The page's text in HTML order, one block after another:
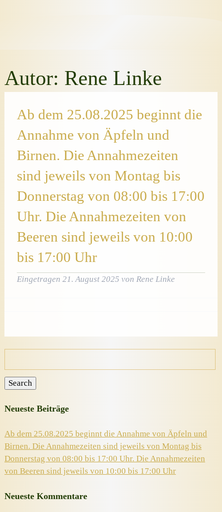
Autor: Rene Linke
Ab dem 25.08.2025 beginnt die
Annahme von Äpfeln und
Birnen. Die Annahmezeiten
sind jeweils von Montag bis
Donnerstag von 08:00 bis 17:00
Uhr. Die Annahmezeiten von
Beeren sind jeweils von 10:00
bis 17:00 Uhr
Eingetragen21. August 2025 von Rene Linke
nach:
Search
Neueste Beiträge
Ab dem 25.08.2025 beginnt die Annahme von Äpfeln und
Birnen. Die Annahmezeiten sind jeweils von Montag bis
Donnerstag von 08:00 bis 17:00 Uhr. Die Annahmezeiten
von Beeren sind jeweils von 10:00 bis 17:00 Uhr
Neueste Kommentare